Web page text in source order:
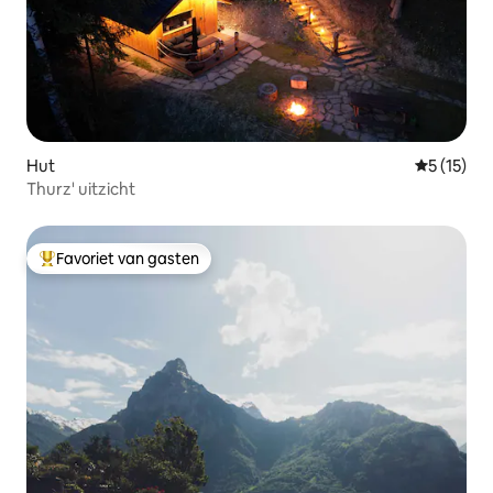
Hut
5 (15)
Thurz' uitzicht
Topfavoriet van gasten
Favoriet van gasten